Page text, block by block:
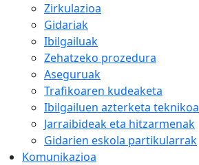
Zirkulazioa
Gidariak
Ibilgailuak
Zehatzeko prozedura
Aseguruak
Trafikoaren kudeaketa
Ibilgailuen azterketa teknikoa
Jarraibideak eta hitzarmenak
Gidarien eskola partikularrak
Komunikazioa